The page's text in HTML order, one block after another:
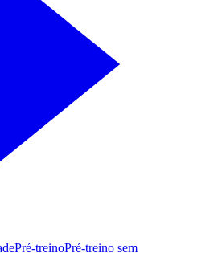
Pré-treinoPré‑treino sem